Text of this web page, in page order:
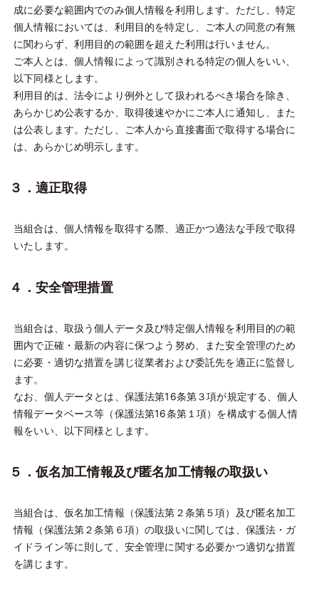
成に必要な範囲内でのみ個人情報を利用します。ただし、特定
個人情報においては、利用目的を特定し、ご本人の同意の有無
に関わらず、利用目的の範囲を超えた利用は行いません。
ご本人とは、個人情報によって識別される特定の個人をいい、
以下同様とします。
利用目的は、法令により例外として扱われるべき場合を除き、
あらかじめ公表するか、取得後速やかにご本人に通知し、また
は公表します。ただし、ご本人から直接書面で取得する場合に
は、あらかじめ明示します。
３．適正取得
当組合は、個人情報を取得する際、適正かつ適法な手段で取得
いたします。
４．安全管理措置
当組合は、取扱う個人データ及び特定個人情報を利用目的の範
囲内で正確・最新の内容に保つよう努め、また安全管理のため
に必要・適切な措置を講じ従業者および委託先を適正に監督し
ます。
なお、個人データとは、保護法第16条第３項が規定する、個人
情報データベース等（保護法第16条第１項）を構成する個人情
報をいい、以下同様とします。
５．仮名加工情報及び匿名加工情報の取扱い
当組合は、仮名加工情報（保護法第２条第５項）及び匿名加工
情報（保護法第２条第６項）の取扱いに関しては、保護法・ガ
イドライン等に則して、安全管理に関する必要かつ適切な措置
を講じます。